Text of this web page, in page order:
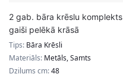
2 gab. bāra krēslu komplekts
gaiši pelēkā krāsā
Tips: Bāra Krēsli
Materiāls: Metāls, Samts
Dziļums cm:48